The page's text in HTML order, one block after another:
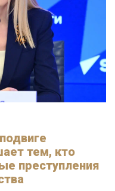
тем, кто
преступления